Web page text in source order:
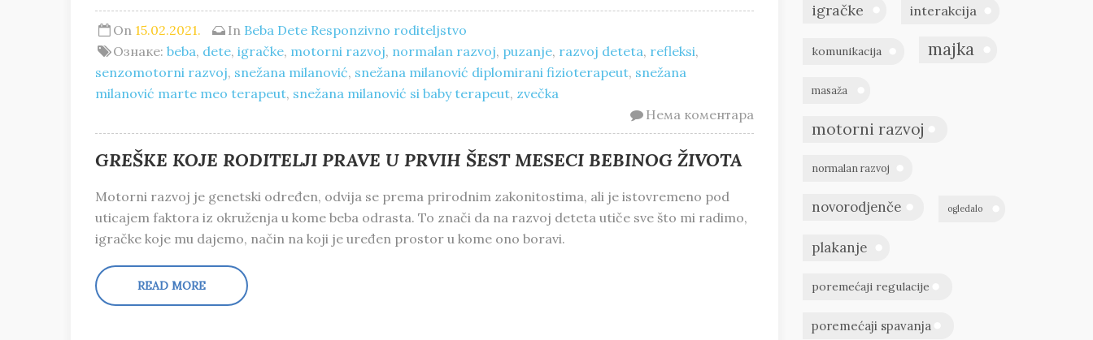
On 15.02.2021. In Beba Dete Responzivno roditeljstvo
Ознаке:beba, dete,igračke, motorni razvoj, normalan razvoj, puzanje, razvoj deteta, refleksi,
senzomotorni razvoj, snežana milanović, snežana milanović diplomirani fizioterapeut, snežana
milanović marte meo terapeut, snežana milanović si baby terapeut, zvečka
Нема коментара
GREŠKE KOJE RODITELJI PRAVE U PRVIH ŠEST MESECI BEBINOG ŽIVOTA
Motorni razvoj je genetski određen, odvija se prema prirodnim zakonitostima, ali je istovremeno pod
uticajem faktora iz okruženja u kome beba odrasta. To znači da na razvoj deteta utiče sve što mi radimo,
igračke koje mu dajemo, način na koji je uređen prostor u kome ono boravi.
READ MORE
igračke interakcija
komunikacija majka
masaža
motorni razvoj
normalan razvoj
novorodjenče ogledalo
plakanje
poremećaji regulacije
poremećaji spavanja